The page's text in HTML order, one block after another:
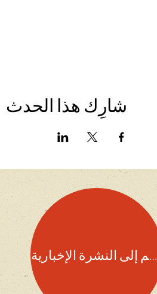
شارِك هذا الحدث
انضم إلى النشرة الإخبارية!